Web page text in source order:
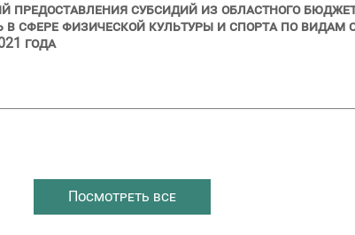
предоставления субсидий из областного
сфере физической культуры и спорта по видам
года
Посмотреть все